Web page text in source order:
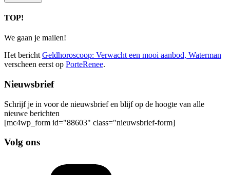
TOP!
We gaan je mailen!
Het bericht Geldhoroscoop: Verwacht een mooi aanbod, Waterman
verscheen eerst op PorteRenee.
Nieuwsbrief
Schrijf je in voor de nieuwsbrief en blijf op de hoogte van alle
nieuwe berichten
[mc4wp_form id="88603" class="nieuwsbrief-form]
Volg ons